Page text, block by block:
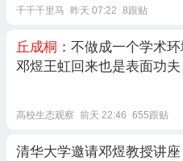
千千千里马 昨天 07:22 8跟贴
丘成桐 ：不做成一个学术
邓煜王虹回来也是表面功夫
高校生态观察 前天 22:46 655跟贴
清华大学邀请邓煜教授讲座